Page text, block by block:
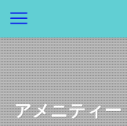
アメニティー